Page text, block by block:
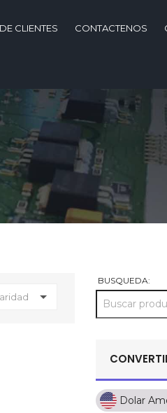
CLIENTES CONTACTENOS
BUSQUEDA:
Dolar
Dolar